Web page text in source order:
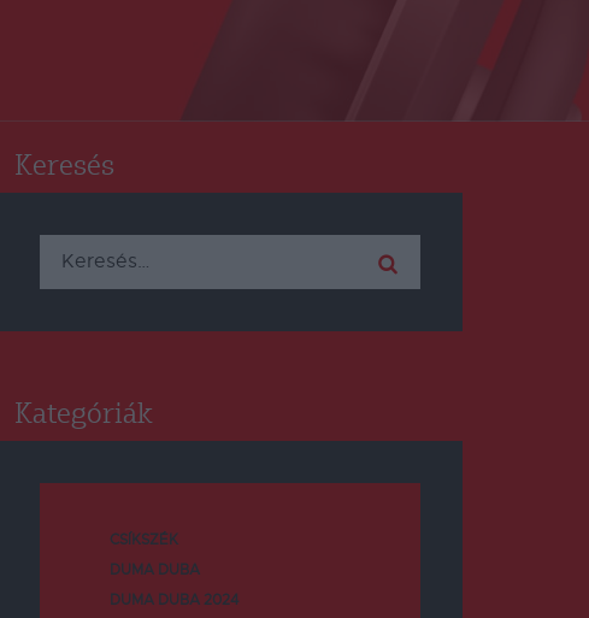
Keresés
Keresés:
Kategóriák
CSÍKSZÉK
DUMA DUBA
DUMA DUBA 2024